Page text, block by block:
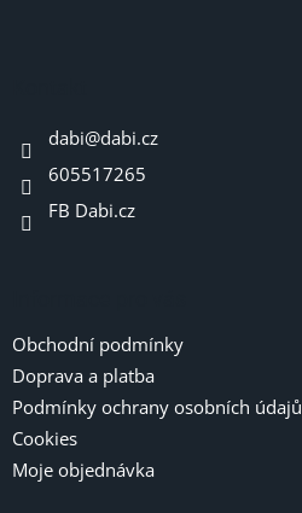
dabi@dabi.cz
605517265
FB Dabi.cz
Obchodní podmínky
Doprava a platba
Podmínky ochrany osobních údajů
Cookies
Moje objednávka